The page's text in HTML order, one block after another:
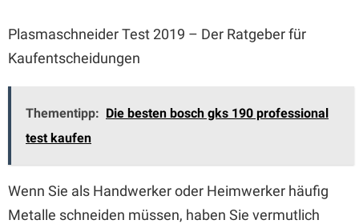
Plasmaschneider Test 2019 – Der Ratgeber für
Kaufentscheidungen
Thementipp: Die besten bosch gks 190 professional
test kaufen
Wenn Sie als Handwerker oder Heimwerker häufig
Metalle schneiden müssen, haben Sie vermutlich